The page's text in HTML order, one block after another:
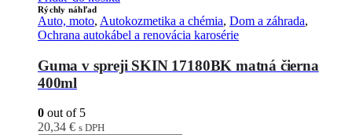
Rýchly náhľad
Auto, moto, Autokozmetika a chémia, Dom a záhrada,
Ochrana autokábel a renovácia karosérie
Guma v spreji SKIN 17180BK matná čierna
400ml
0 out of 5
20,34 € s DPH